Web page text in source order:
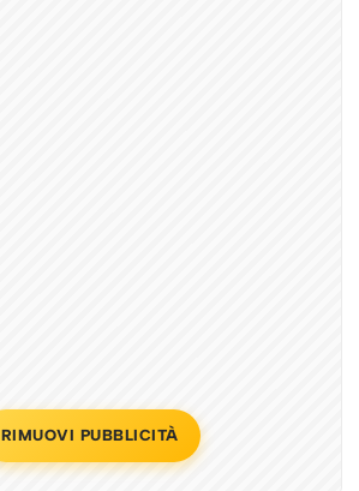
RIMUOVI PUBBLICITÀ